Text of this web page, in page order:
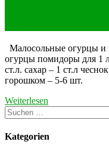
Малосольные огурцы
огурцы помидоры для 1
ст.л. сахар – 1 ст.л
горошком – 5-6 шт.
Weiterlesen
Kategorien